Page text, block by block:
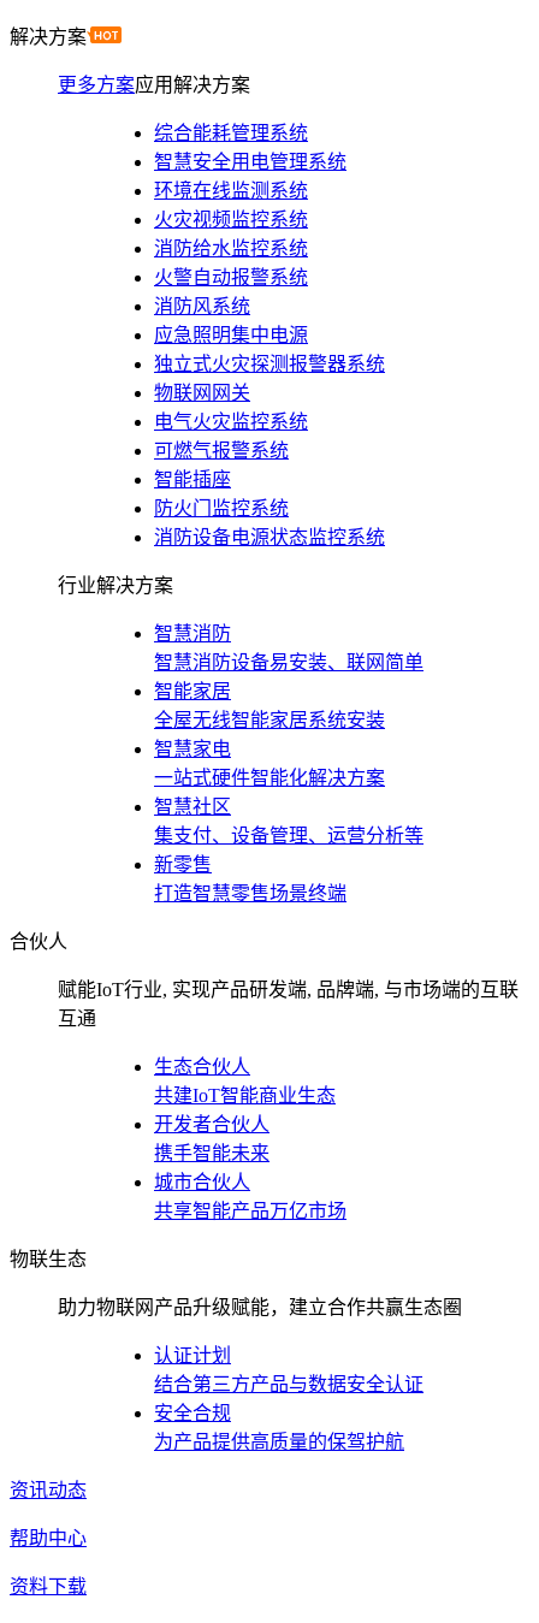
解决方案
更多方案应用解决方案
综合能耗管理系统
智慧安全用电管理系统
环境在线监测系统
火灾视频监控系统
消防给水监控系统
火警自动报警系统
消防风系统
应急照明集中电源
独立式火灾探测报警器系统
物联网网关
电气火灾监控系统
可燃气报警系统
智能插座
防火门监控系统
消防设备电源状态监控系统
行业解决方案
智慧消防
智慧消防设备易安装、联网简单
智能家居
全屋无线智能家居系统安装
智慧家电
一站式硬件智能化解决方案
智慧社区
集支付、设备管理、运营分析等
新零售
打造智慧零售场景终端
合伙人
赋能IoT行业, 实现产品研发端, 品牌端, 与市场端的互联
互通
生态合伙人
共建IoT智能商业生态
开发者合伙人
携手智能未来
城市合伙人
共享智能产品万亿市场
物联生态
助力物联网产品升级赋能，建立合作共赢生态圈
认证计划
结合第三方产品与数据安全认证
安全合规
为产品提供高质量的保驾护航
资讯动态
帮助中心
资料下载